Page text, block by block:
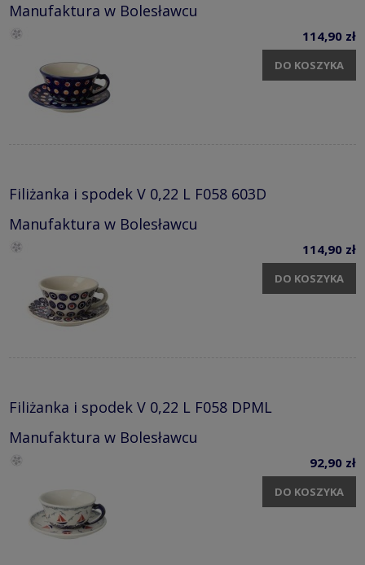
Manufaktura w Bolesławcu
114,90 zł
DO KOSZYKA
Filiżanka i spodek V 0,22 L F058 603D
Manufaktura w Bolesławcu
114,90 zł
DO KOSZYKA
Filiżanka i spodek V 0,22 L F058 DPML
Manufaktura w Bolesławcu
92,90 zł
DO KOSZYKA